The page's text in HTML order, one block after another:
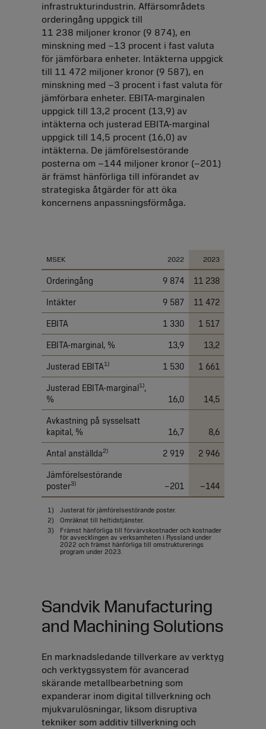
infrastrukturindustrin. Affärsområdets
orderingång uppgick till
11 238 miljoner kronor (9 874), en
minskning med –13 procent i fast valuta
för jämförbara enheter. Intäkterna uppgick
till 11 472 miljoner kronor (9 587), en
minskning med –3 procent i fast valuta för
jämförbara enheter. EBITA-marginalen
uppgick till 13,2 procent (13,9) av
intäkterna och justerad EBITA-marginal
uppgick till 14,5 procent (16,0) av
intäkterna. De jämförelsestörande
posterna om –144 miljoner kronor (–201)
är främst hänförliga till införandet av
strategiska åtgärder för att öka
koncernens anpassningsförmåga.
MSEK 2022 2023
Orderingång 9 874 11 238
Intäkter 9 587 11 472
EBITA 1 330 1 517
EBITA-marginal, % 13,9 13,2
Justerad EBITA1) 1 530 1 661
Justerad EBITA-marginal 1),
%
16,0 14,5
Avkastning på sysselsatt
kapital, %
16,7 8,6
Antal anställda2) 2 919 2 946
Jämförelsestörande
poster3) –201 –144
1)
Justerat för jämförelsestörande poster.
2)
Omräknat till heltidstjänster.
3)
Främst hänförliga till förvärvskostnader och kostnader
för avvecklingen av verksamheten i Ryssland under
2022 och främst hänförliga till omstrukturerings
program under 2023.
Sandvik Manufacturing
and Machining Solutions
En marknadsledande tillverkare av verktyg
och verktygssystem för avancerad
skärande metallbearbetning som
expanderar inom digital tillverkning och
mjukvarulösningar, liksom disruptiva
tekniker som additiv tillverkning och